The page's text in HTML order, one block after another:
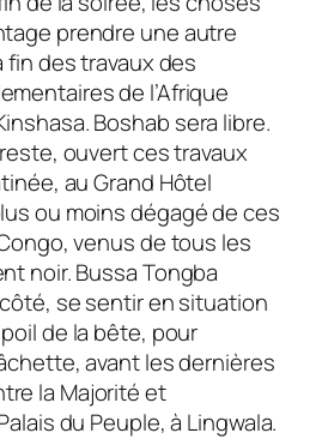
prendre une autre
des travaux des
de l’Afrique
Boshab sera libre.
ouvert ces travaux
au Grand Hôtel
ou moins dégagé de ces
venus de tous les
noir. Bussa Tongba
se sentir en situation
de la bête, pour
avant les dernières
la Majorité et
du Peuple, à Lingwala.